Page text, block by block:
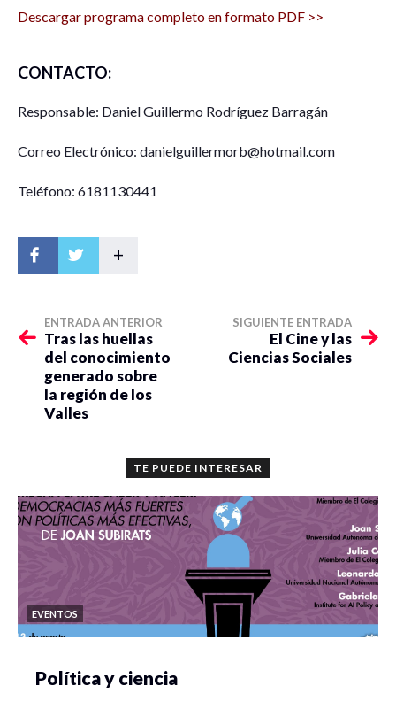
Descargar programa completo en formato PDF >>
CONTACTO:
Responsable: Daniel Guillermo Rodríguez Barragán
Correo Electrónico: danielguillermorb@hotmail.com
Teléfono: 6181130441
+
ENTRADA ANTERIOR
Tras las huellas
del conocimiento
generado sobre
la región de los
Valles
SIGUIENTE ENTRADA
El Cine y las
Ciencias Sociales
TE PUEDE INTERESAR
EVENTOS
Política y ciencia